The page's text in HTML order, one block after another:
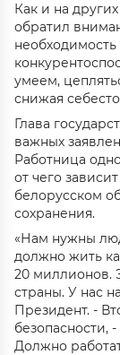
Как и на
обратил
умеем,
снижая
Глава
важных
Работница
от чего
белорусском
сохранения.
«Нам нужны
должно жить
20 миллионов.
страны. У нас
Президент. -
безопасности,
Должно